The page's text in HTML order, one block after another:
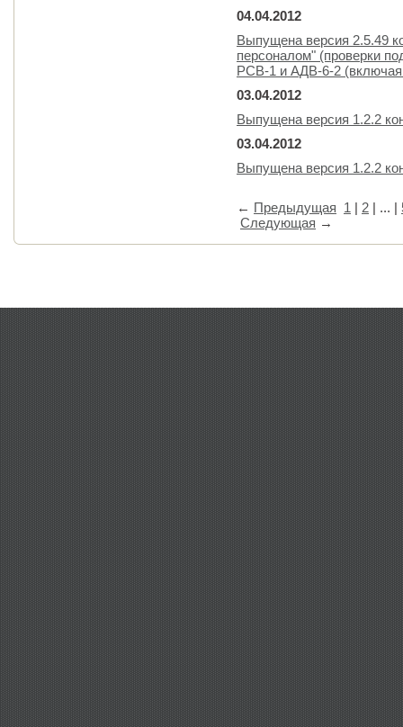
04.04.2012
Выпущена версия 2.5.49
персоналом" (проверки
РСВ-1 и АДВ-6-2 (включая
03.04.2012
Выпущена версия 1.2.2
03.04.2012
Выпущена версия 1.2.2
← Предыдущая 1 | 2 | ... |
Следующая →